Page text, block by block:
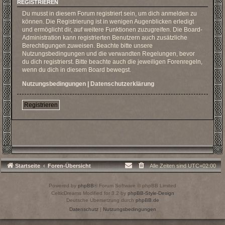
REGISTRIEREN
Du musst in diesem Forum registriert sein, um dich anmelden zu
können. Die Registrierung ist in wenigen Augenblicken erledigt
und ermöglicht dir, auf weitere Funktionen zuzugreifen. Die Board-
Administration kann registrierten Benutzern auch zusätzliche
Berechtigungen zuweisen. Beachte bitte unsere
Nutzungsbedingungen und die verwandten Regelungen, bevor
du dich registrierst. Bitte beachte auch die jeweiligen Forenregeln,
wenn du dich in diesem Board bewegst.
Nutzungsbedingungen | Datenschutzerklärung
Registrieren
Startseite Foren-Übersicht Alle Zeiten sindUTC+02:00
Powered by phpBB® Forum Software © phpBB Limited
CelticDreams Modified for 3.2 by phpBB-Style-Design
Deutsche Übersetzung durch phpBB.de
Datenschutz| Nutzungsbedingungen